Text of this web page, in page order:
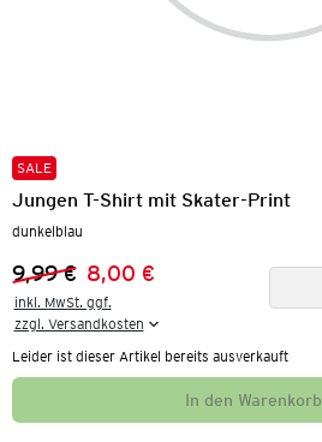
SALE
Jungen T-Shirt mit Skater-Print
dunkelblau
Vorheriger Preis:
9,99 €
Neuer Preis:
8,00 €
inkl. MwSt. ggf.
zzgl. Versandkosten
Leider ist dieser Artikel bereits ausverkauft
In den Warenkorb